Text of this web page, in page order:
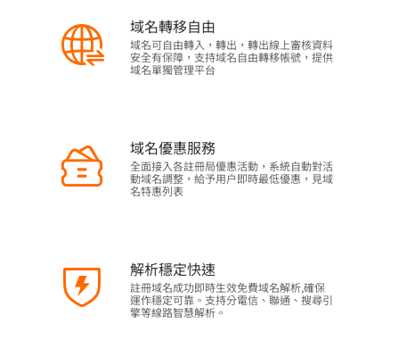
域名轉移自由
域名可自由轉入，轉出，轉出線上審核資料
安全有保障，支持域名自由轉移帳號，提供
域名單獨管理平台
域名優惠服務
全面接入各註冊局優惠活動，系統自動對活
動域名調整，給予用户即時最低優惠，見域
名特惠列表
解析穩定快速
註冊域名成功即時生效免費域名解析,確保
運作穩定可靠。支持分電信、聯通、搜尋引
擎等線路智慧解析。